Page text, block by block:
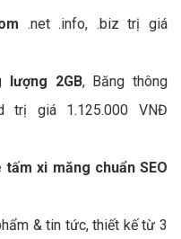
.net .info, .biz trị giá
lượng 2GB, Băng thông
trị giá 1.125.000 VNĐ
xi măng chuẩn SEO
& tin tức, thiết kế từ 3